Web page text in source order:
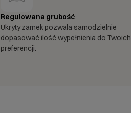
Regulowana grubość
Ukryty zamek pozwala samodzielnie
dopasować ilość wypełnienia do Twoich
preferencji.